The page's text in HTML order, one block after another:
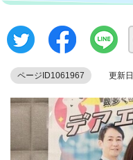
ページID1061967 更新日